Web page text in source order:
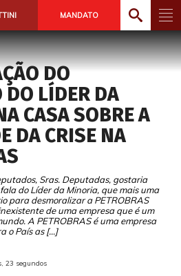
MANDATO
DO
DO LÍDER DA
CASA SOBRE A
DA CRISE NA
Sras. Deputadas, gostaria
do Líder da Minoria, que mais uma
para desmoralizar a PETROBRAS
de uma empresa que é um
A PETROBRAS é uma empresa
o País as […]
23 segundos